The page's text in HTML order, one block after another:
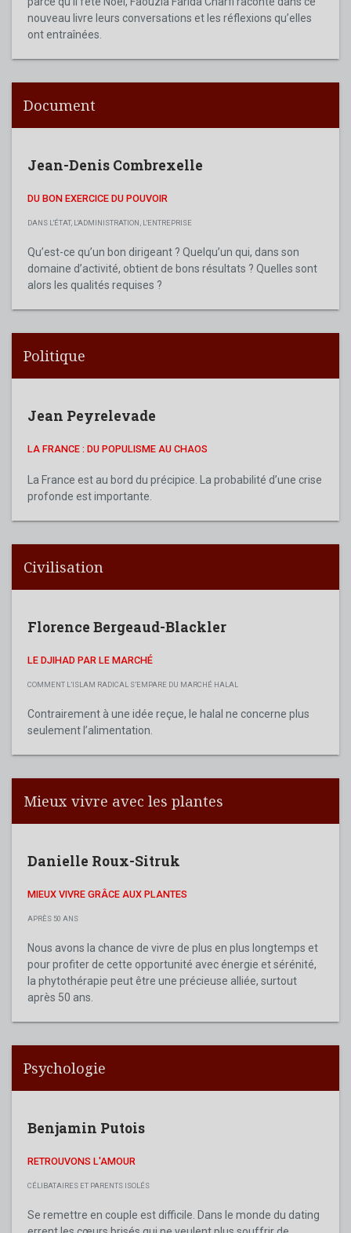
nouveau livre leurs conversations et les réflexions qu’elles
ont entraînées.
Document
Jean-Denis Combrexelle
DU BON EXERCICE DU POUVOIR
DANS L'ÉTAT, L'ADMINISTRATION, L'ENTREPRISE
Qu’est-ce qu’un bon dirigeant ? Quelqu’un qui, dans son
domaine d’activité, obtient de bons résultats ? Quelles sont
alors les qualités requises ?
Politique
Jean Peyrelevade
LA FRANCE : DU POPULISME AU CHAOS
La France est au bord du précipice. La probabilité d’une crise
profonde est importante.
Civilisation
Florence Bergeaud-Blackler
LE DJIHAD PAR LE MARCHÉ
COMMENT L’ISLAM RADICAL S’EMPARE DU MARCHÉ HALAL
Contrairement à une idée reçue, le halal ne concerne plus
seulement l’alimentation.
Mieux vivre avec les plantes
Danielle Roux-Sitruk
MIEUX VIVRE GRÂCE AUX PLANTES
APRÈS 50 ANS
Nous avons la chance de vivre de plus en plus longtemps et
pour profiter de cette opportunité avec énergie et sérénité,
la phytothérapie peut être une précieuse alliée, surtout
après 50 ans.
Psychologie
Benjamin Putois
RETROUVONS L'AMOUR
CÉLIBATAIRES ET PARENTS ISOLÉS
Se remettre en couple est difficile. Dans le monde du dating